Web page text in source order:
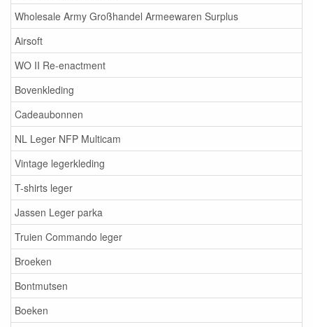
Wholesale Army Großhandel Armeewaren Surplus
Airsoft
WO II Re-enactment
Bovenkleding
Cadeaubonnen
NL Leger NFP Multicam
Vintage legerkleding
T-shirts leger
Jassen Leger parka
Truien Commando leger
Broeken
Bontmutsen
Boeken